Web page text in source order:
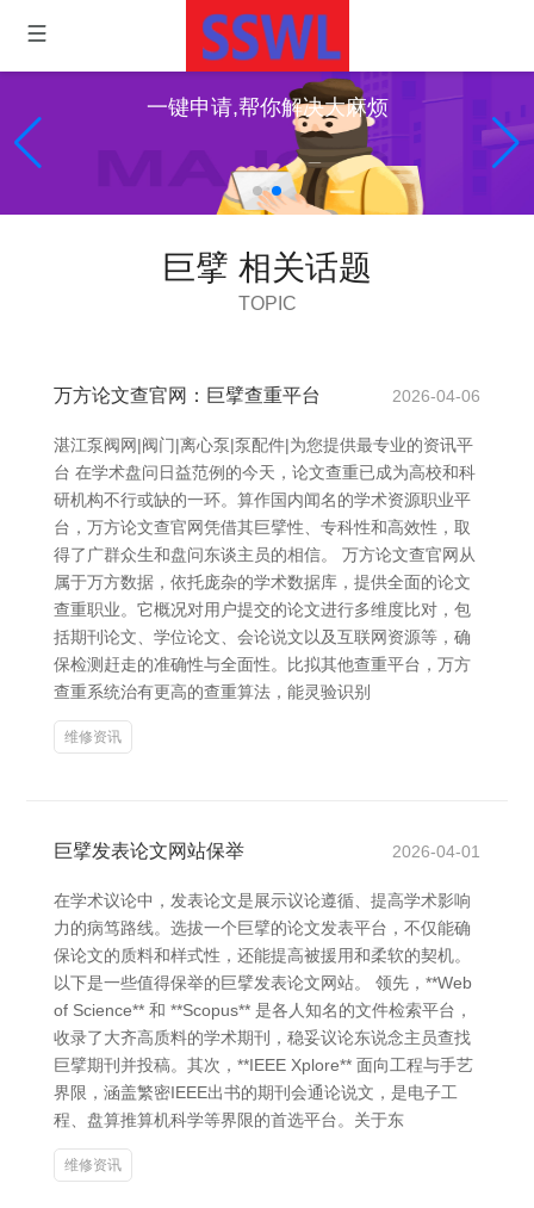
一键申请,帮你解决大麻烦
巨擘 相关话题
TOPIC
万方论文查官网：巨擘查重平台 2026-04-06
湛江泵阀网|阀门|离心泵|泵配件|为您提供最专业的资讯平
台 在学术盘问日益范例的今天，论文查重已成为高校和科
研机构不行或缺的一环。算作国内闻名的学术资源职业平
台，万方论文查官网凭借其巨擘性、专科性和高效性，取
得了广群众生和盘问东谈主员的相信。 万方论文查官网从
属于万方数据，依托庞杂的学术数据库，提供全面的论文
查重职业。它概况对用户提交的论文进行多维度比对，包
括期刊论文、学位论文、会论说文以及互联网资源等，确
保检测赶走的准确性与全面性。比拟其他查重平台，万方
查重系统治有更高的查重算法，能灵验识别
维修资讯
巨擘发表论文网站保举 2026-04-01
在学术议论中，发表论文是展示议论遵循、提高学术影响
力的病笃路线。选拔一个巨擘的论文发表平台，不仅能确
保论文的质料和样式性，还能提高被援用和柔软的契机。
以下是一些值得保举的巨擘发表论文网站。 领先，**Web
of Science** 和 **Scopus** 是各人知名的文件检索平台，
收录了大齐高质料的学术期刊，稳妥议论东说念主员查找
巨擘期刊并投稿。其次，**IEEE Xplore** 面向工程与手艺
界限，涵盖繁密IEEE出书的期刊会通论说文，是电子工
程、盘算推算机科学等界限的首选平台。关于东
维修资讯